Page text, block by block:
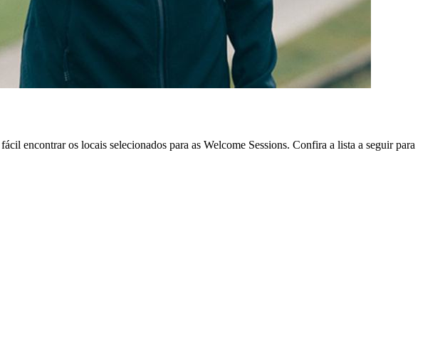
encontrar os locais selecionados para as Welcome Sessions. Confira a lista a seguir para